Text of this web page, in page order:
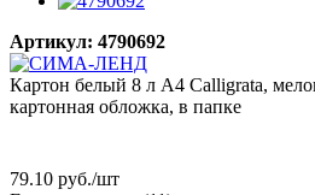
Артикул: 4790692
Картон белый 8 л А4 Calligrata,
картонная обложка, в папке
79.10 руб./шт